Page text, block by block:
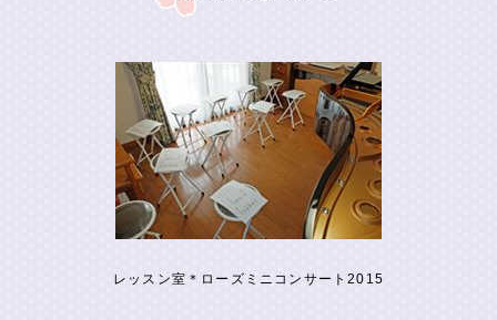
レッスン室＊ローズミニコンサート2015